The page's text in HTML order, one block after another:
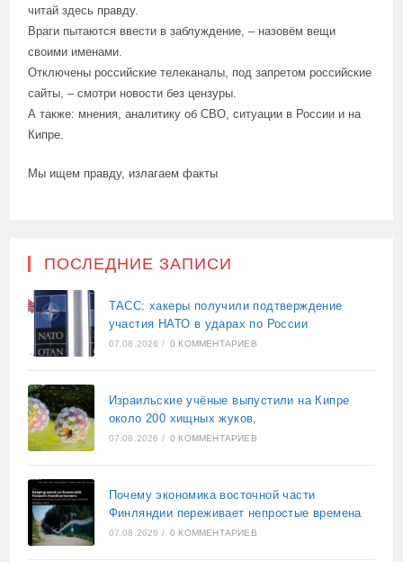
читай здесь правду.
Враги пытаются ввести в заблуждение, – назовём вещи
своими именами.
Отключены российские телеканалы, под запретом российские
сайты, – смотри новости без цензуры.
А также: мнения, аналитику об СВО, ситуации в России и на
Кипре.
Мы ищем правду, излагаем факты
ПОСЛЕДНИЕ ЗАПИСИ
ТАСС: хакеры получили подтверждение
участия НАТО в ударах по России
07.08.2026 / 0 КОММЕНТАРИЕВ
Израильские учёные выпустили на Кипре
около 200 хищных жуков,
07.08.2026 / 0 КОММЕНТАРИЕВ
Почему экономика восточной части
Финляндии переживает непростые времена
07.08.2026 / 0 КОММЕНТАРИЕВ